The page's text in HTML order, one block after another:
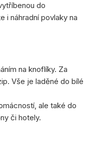
do
i náhradní povlaky na
na knoflíky. Za
Vše je laděné do bílé
ale také do
či hotely.